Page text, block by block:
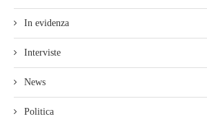
In evidenza
Interviste
News
Politica